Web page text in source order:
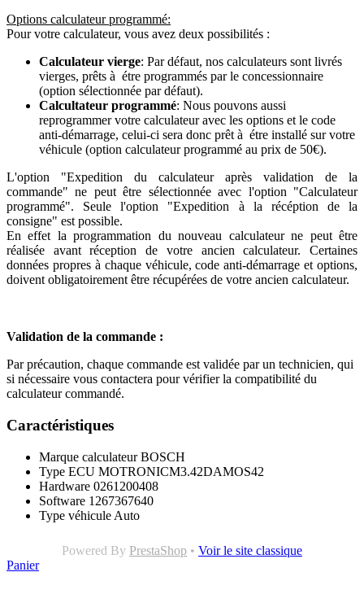
Options calculateur programmé:
Pour votre calculateur, vous avez deux possibilités :
Calculateur vierge: Par défaut, nos calculateurs sont livrés
vierges, prêts à étre programmés par le concessionnaire
(option sélectionnée par défaut).
Calcultateur programmé: Nous pouvons aussi
reprogrammer votre calculateur avec les options et le code
anti-démarrage, celui-ci sera donc prêt à étre installé sur votre
véhicule (option calculateur programmé au prix de 50€).
L'option "Expedition du calculateur après validation de la
commande" ne peut être sélectionnée avec l'option "Calculateur
programmé". Seule l'option "Expedition à la récéption de la
consigne" est possible.
En effet la programmation du nouveau calculateur ne peut être
réalisée avant réception de votre ancien calculateur. Certaines
données propres à chaque véhicule, code anti-démarrage et options,
doivent obligatoirement être récupérées de votre ancien calculateur.
Validation de la commande :
Par précaution, chaque commande est validée par un technicien, qui
si nécessaire vous contactera pour vérifier la compatibilité du
calculateur commandé.
Caractéristiques
Marque calculateur BOSCH
Type ECU MOTRONICM3.42DAMOS42
Hardware 0261200408
Software 1267367640
Type véhicule Auto
Powered By PrestaShop • Voir le site classique
Panier